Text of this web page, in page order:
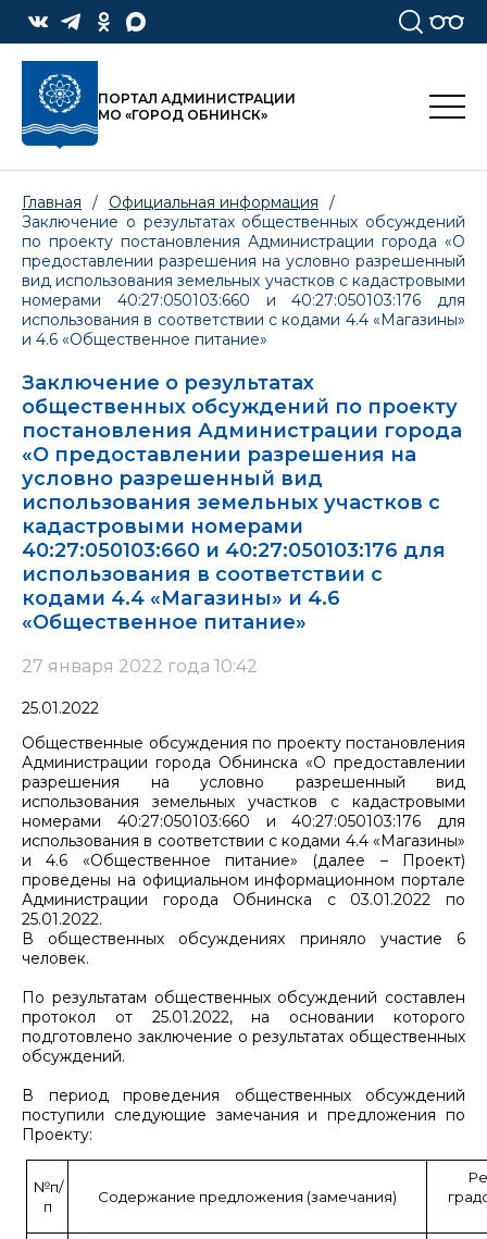
ПОРТАЛ АДМИНИСТРАЦИИ
МО «ГОРОД ОБНИНСК»
Главная / Официальная информация
/
Заключение о результатах общественных обсуждений
по проекту постановления Администрации города «О
предоставлении разрешения на условно разрешенный
вид использования земельных участков с кадастровыми
номерами 40:27:050103:660 и 40:27:050103:176 для
использования в соответствии с кодами 4.4 «Магазины»
и 4.6 «Общественное питание»
Заключение о результатах
общественных обсуждений по проекту
постановления Администрации города
«О предоставлении разрешения на
условно разрешенный вид
использования земельных участков с
кадастровыми номерами
40:27:050103:660 и 40:27:050103:176 для
использования в соответствии с
кодами 4.4 «Магазины» и 4.6
«Общественное питание»
27 января 2022 года 10:42
25.01.2022
Общественные обсуждения по проекту постановления
Администрации города Обнинска «О предоставлении
разрешения на условно разрешенный вид
использования земельных участков с кадастровыми
номерами 40:27:050103:660 и 40:27:050103:176 для
использования в соответствии с кодами 4.4 «Магазины»
и 4.6 «Общественное питание» (далее – Проект)
проведены на официальном информационном портале
Администрации города Обнинска с 03.01.2022 по
25.01.2022.
В общественных обсуждениях приняло участие 6
человек.
По результатам общественных обсуждений составлен
протокол от 25.01.2022, на основании которого
подготовлено заключение о результатах общественных
обсуждений.
В период проведения общественных обсуждений
поступили следующие замечания и предложения по
Проекту:
№п/
п
Содержание предложения (замечания)